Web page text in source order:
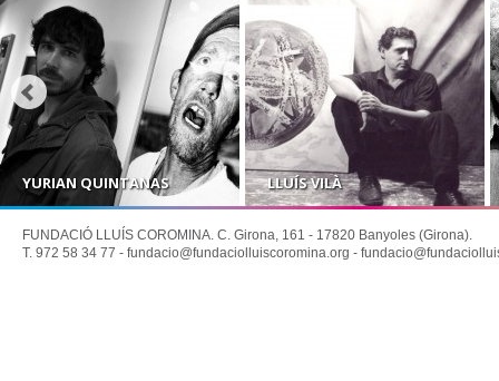
YURIAN QUINTANAS LLUÍS VILÀ
FUNDACIÓ LLUÍS COROMINA. C. Girona, 161 - 17820 Banyoles (Girona).
T. 972 58 34 77 - fundacio@fundaciolluiscoromina.org -